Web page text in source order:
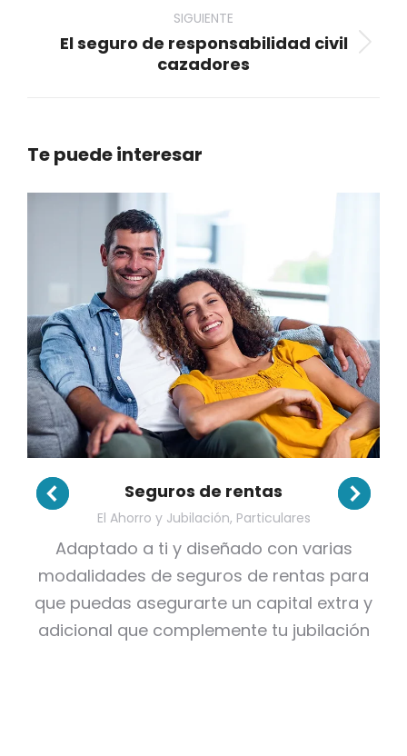
SIGUIENTE
Proyecto
El seguro de responsabilidad civil
cazadores
Te puede interesar
Seguros de rentas
El Ahorro y Jubilación, Particulares
Adaptado a ti y diseñado con varias
modalidades de seguros de rentas para
que puedas asegurarte un capital extra y
adicional que complemente tu jubilación